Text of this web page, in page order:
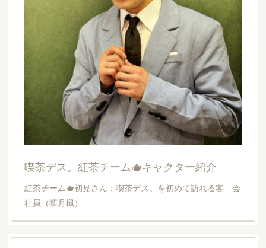
喫茶デス。紅茶チーム🫖キャクター紹介
紅茶チーム🫖初見さん：喫茶デス。を初めて訪れる客 会
社員（葉月楓）